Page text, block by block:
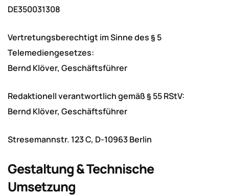
DE350031308
Vertretungsberechtigt im Sinne des § 5
Telemediengesetzes:
Bernd Klöver, Geschäftsführer
Redaktionell verantwortlich gemäß § 55 RStV:
Bernd Klöver, Geschäftsführer
Stresemannstr. 123 C, D-10963 Berlin
Gestaltung & Technische
Umsetzung